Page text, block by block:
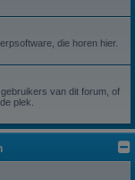
die horen hier.
van dit forum, of
plek.